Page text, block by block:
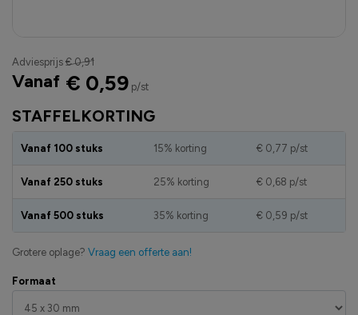
Formaat
STAFFELKORTING
Vanaf 100 stuks 15% korting € 0,77 p/st
Vanaf 250 stuks 25% korting € 0,68 p/st
Vanaf 500 stuks 35% korting € 0,59 p/st
Grotere oplage? Vraag een offerte aan!
Adviesprijs € 0,91
Vanaf € 0,59p/st